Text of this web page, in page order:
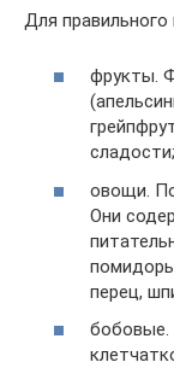
Для правильного
фрукты.
сладости;
овощи.
Они
перец,
бобовые.